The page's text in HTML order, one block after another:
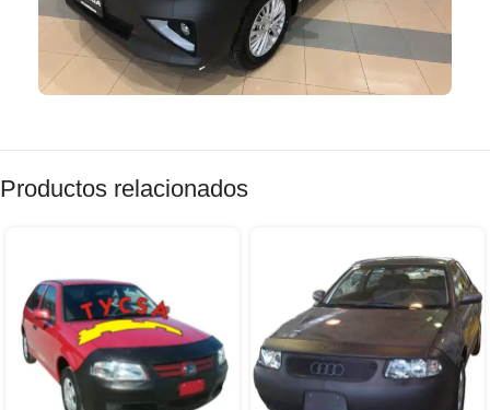
Productos relacionados